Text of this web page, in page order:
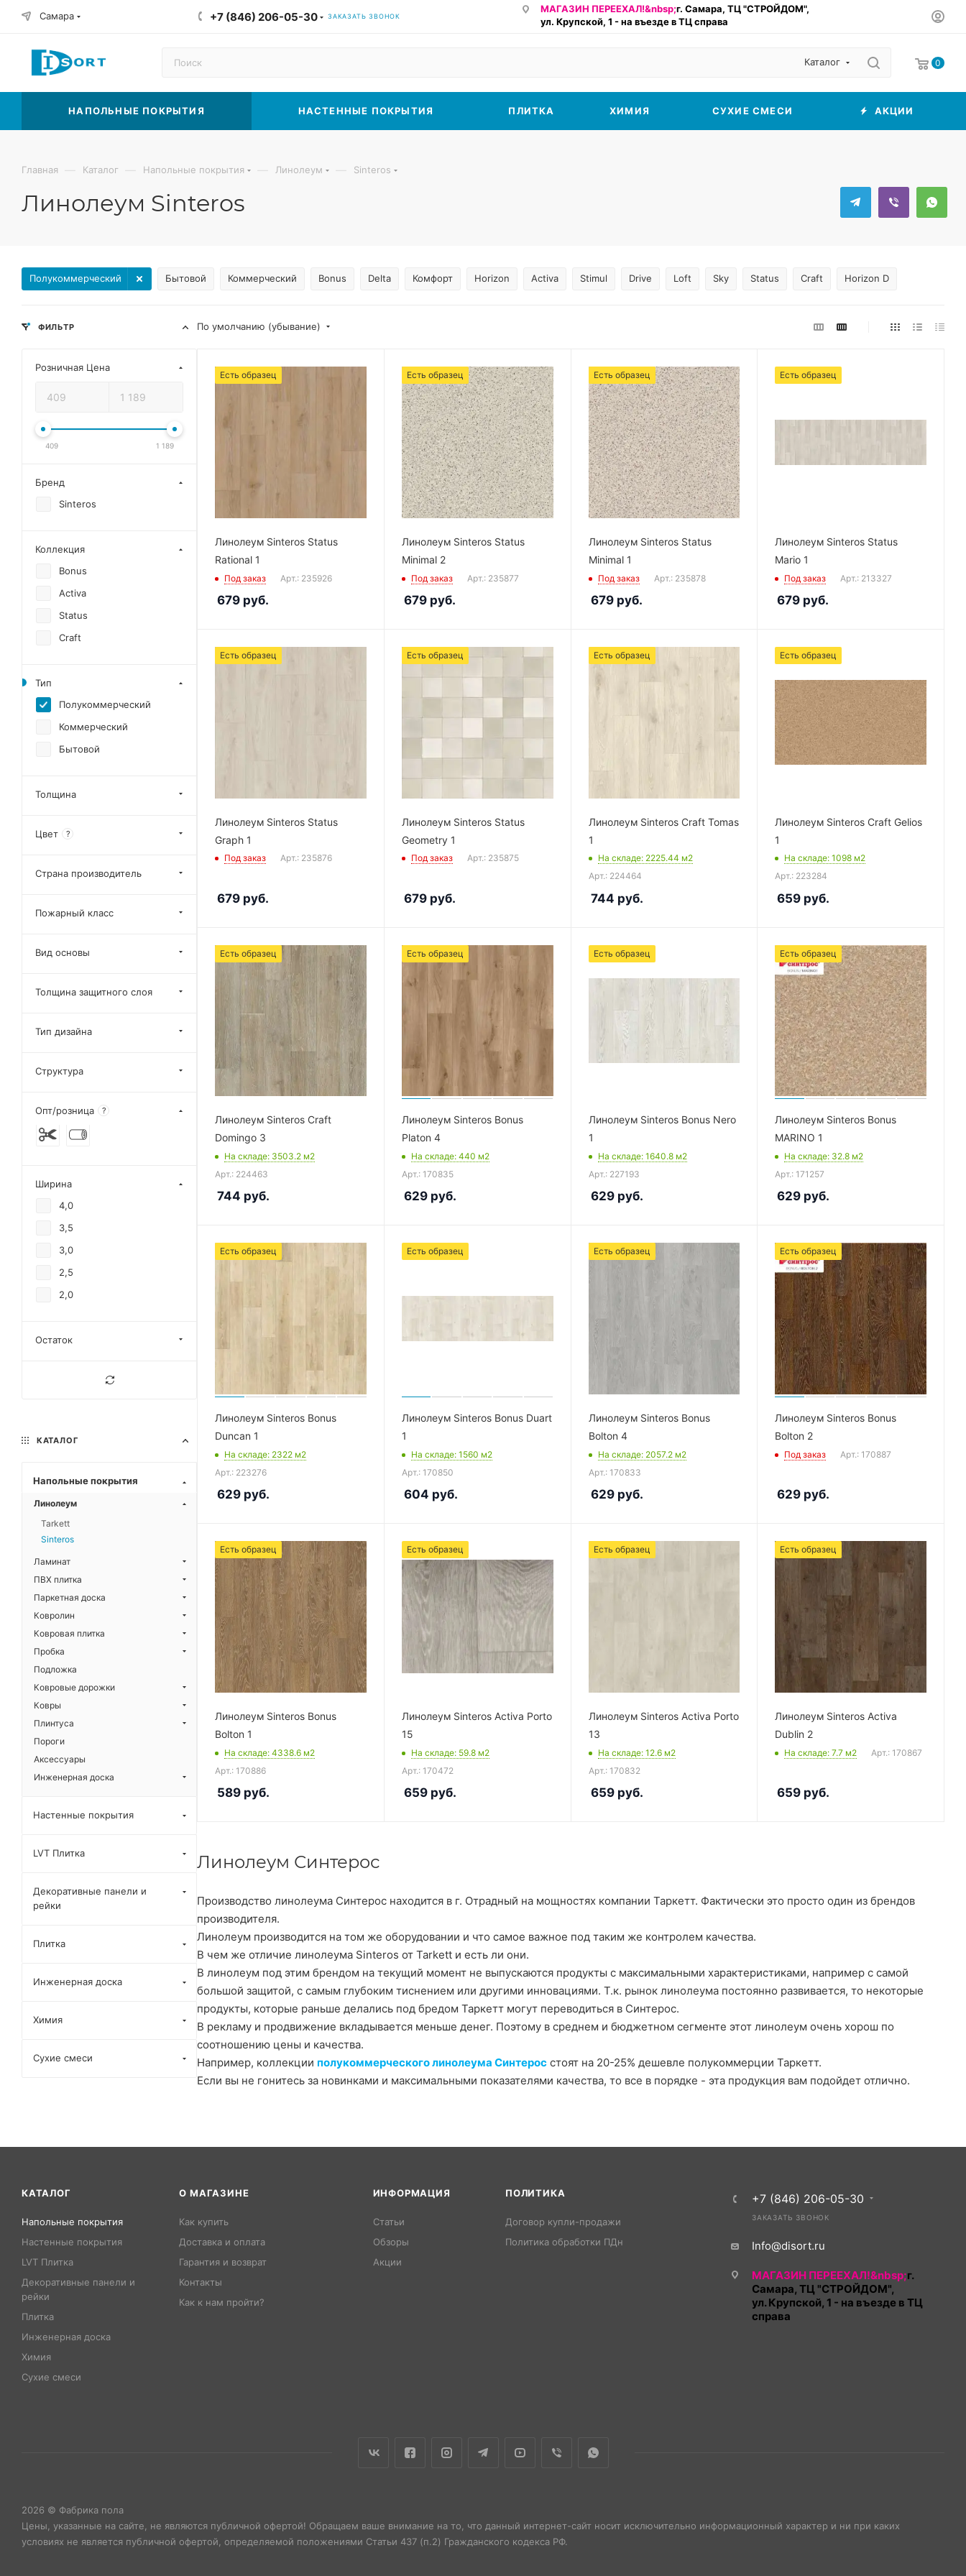
Самара +7 (846) 206-05-30 ЗАКАЗАТЬ ЗВОНОК
МАГАЗИН ПЕРЕЕХАЛ!&nbsp;г. Самара, ТЦ "СТРОЙДОМ",
ул. Крупской, 1 - на въезде в ТЦ справа
Каталог 0
НАПОЛЬНЫЕ ПОКРЫТИЯ НАСТЕННЫЕ ПОКРЫТИЯ ПЛИТКА ХИМИЯ СУХИЕ СМЕСИ АКЦИИ
Главная — Каталог — Напольные покрытия — Линолеум — Sinteros
Линолеум Sinteros
Полукоммерческий Бытовой Коммерческий Bonus Delta Комфорт Horizon Activa Stimul Drive Loft Sky Status Craft Horizon D
По умолчанию (убывание)
Есть образец
Линолеум Sinteros Status
Rational 1
Под заказ Арт.: 235926
679 руб.
Есть образец
Линолеум Sinteros Status
Minimal 2
Под заказ Арт.: 235877
679руб.
Есть образец
Линолеум Sinteros Status
Minimal 1
Под заказ Арт.: 235878
679руб.
Есть образец
Линолеум Sinteros Status
Mario 1
Под заказ Арт.: 213327
679 руб.
Есть образец
Линолеум Sinteros Status
Graph 1
Под заказ Арт.: 235876
679 руб.
Есть образец
Линолеум Sinteros Status
Geometry 1
Под заказ Арт.: 235875
679руб.
Есть образец
Линолеум Sinteros Craft Tomas
1
На складе: 2225.44 м2
Арт.: 224464
744 руб.
Есть образец
Линолеум Sinteros Craft Gelios
1
На складе: 1098 м2
Арт.: 223284
659 руб.
Есть образец
Линолеум Sinteros Craft
Domingo 3
На складе: 3503.2 м2
Арт.: 224463
744 руб.
Есть образец
Линолеум Sinteros Bonus
Platon 4
На складе: 440 м2
Арт.: 170835
629руб.
Есть образец
Линолеум Sinteros Bonus Nero
1
На складе: 1640.8 м2
Арт.: 227193
629руб.
Есть образец
Линолеум Sinteros Bonus
MARINO 1
На складе: 32.8 м2
Арт.: 171257
629 руб.
Есть образец
Линолеум Sinteros Bonus
Duncan 1
На складе: 2322 м2
Арт.: 223276
629 руб.
Есть образец
Линолеум Sinteros Bonus Duart
1
На складе: 1560 м2
Арт.: 170850
604 руб.
Есть образец
Линолеум Sinteros Bonus
Bolton 4
На складе: 2057.2 м2
Арт.: 170833
629руб.
Есть образец
Линолеум Sinteros Bonus
Bolton 2
Под заказ Арт.: 170887
629 руб.
Есть образец
Линолеум Sinteros Bonus
Bolton 1
На складе: 4338.6 м2
Арт.: 170886
589 руб.
Есть образец
Линолеум Sinteros Activa Porto
15
На складе: 59.8 м2
Арт.: 170472
659руб.
Есть образец
Линолеум Sinteros Activa Porto
13
На складе: 12.6 м2
Арт.: 170832
659руб.
Есть образец
Линолеум Sinteros Activa
Dublin 2
На складе: 7.7 м2 Арт.: 170867
659 руб.
Линолеум Синтерос
Производство линолеума Синтерос находится в г. Отрадный на мощностях компании Таркетт. Фактически это просто один из брендов
производителя.
Линолеум производится на том же оборудовании и что самое важное под таким же контролем качества.
В чем же отличие линолеума Sinteros от Tarkett и есть ли они.
В линолеум под этим брендом на текущий момент не выпускаются продукты с максимальными характеристиками, например с самой
большой защитой, с самым глубоким тиснением или другими инновациями. Т.к. рынок линолеума постоянно развивается, то некоторые
продукты, которые раньше делались под бредом Таркетт могут переводиться в Синтерос.
В рекламу и продвижение вкладывается меньше денег. Поэтому в среднем и бюджетном сегменте этот линолеум очень хорош по
соотношению цены и качества.
Например, коллекции полукоммерческого линолеума Синтерос стоят на 20-25% дешевле полукоммерции Таркетт.
Если вы не гонитесь за новинками и максимальными показателями качества, то все в порядке - эта продукция вам подойдет отлично.
ФИЛЬТР
Розничная Цена
409 1 189
Бренд
Sinteros
Коллекция
Bonus
Activa
Status
Craft
Тип
Полукоммерческий
Коммерческий
Бытовой
Толщина
Цвет ?
Страна производитель
Пожарный класс
Вид основы
Толщина защитного слоя
Тип дизайна
Структура
Опт/розница ?
Ширина
4,0
3,5
3,0
2,5
2,0
Остаток
КАТАЛОГ
Напольные покрытия
Линолеум
Tarkett
Sinteros
Ламинат
ПВХ плитка
Паркетная доска
Ковролин
Ковровая плитка
Пробка
Подложка
Ковровые дорожки
Ковры
Плинтуса
Пороги
Аксессуары
Инженерная доска
Настенные покрытия
LVT Плитка
Декоративные панели и
рейки
Плитка
Инженерная доска
Химия
Сухие смеси
КАТАЛОГ
Напольные покрытия
Настенные покрытия
LVT Плитка
Декоративные панели и
рейки
Плитка
Инженерная доска
Химия
Сухие смеси
О МАГАЗИНЕ
Как купить
Доставка и оплата
Гарантия и возврат
Контакты
Как к нам пройти?
ИНФОРМАЦИЯ
Статьи
Обзоры
Акции
ПОЛИТИКА
Договор купли-продажи
Политика обработки ПДн
+7 (846) 206-05-30
ЗАКАЗАТЬ ЗВОНОК
Info@disort.ru
МАГАЗИН ПЕРЕЕХАЛ!&nbsp;г.
Самара, ТЦ "СТРОЙДОМ",
ул. Крупской, 1 - на въезде в ТЦ
справа
2026 © Фабрика пола
Цены, указанные на сайте, не являются публичной офертой! Обращаем ваше внимание на то, что данный интернет-сайт носит исключительно информационный характер и ни при каких
условиях не является публичной офертой, определяемой положениями Статьи 437 (п.2) Гражданского кодекса РФ.